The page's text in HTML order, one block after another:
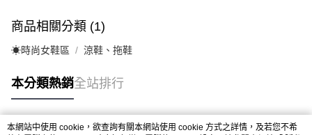
商品相關分類 (1)
☀︎時尚女鞋區 涼鞋、拖鞋
本分類熱銷全站排行
本網站中使用 cookie，欲查詢有關本網站使用 cookie 方式之詳情，及若您不希